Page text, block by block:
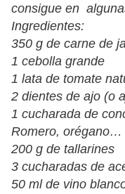
consigue en
Ingredientes:
350 g de carne de
1 cebolla grande
1 lata de tomate
2 dientes de ajo (o
1 cucharada de
Romero, orégano…
200 g de tallarines
3 cucharadas de
50 ml de vino